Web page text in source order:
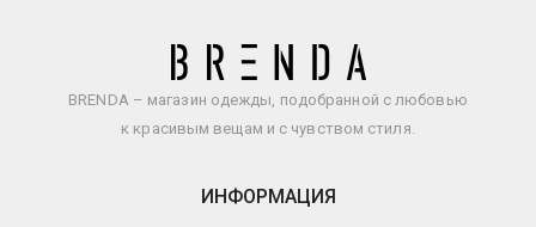
BRENDA – магазин одежды, подобранной с любовью
к красивым вещам и с чувством стиля.
ИНФОРМАЦИЯ